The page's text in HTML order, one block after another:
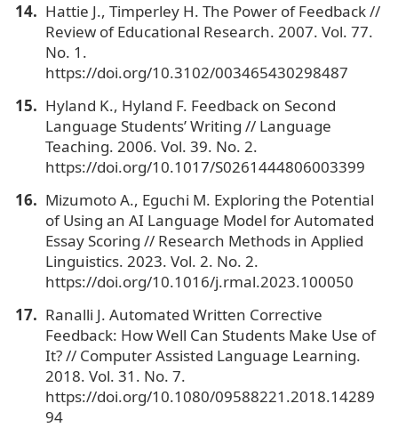
Hattie J., Timperley H. The Power of Feedback //
Review of Educational Research. 2007. Vol. 77.
No. 1.
https://doi.org/10.3102/003465430298487
Hyland K., Hyland F. Feedback on Second
Language Students’ Writing // Language
Teaching. 2006. Vol. 39. No. 2.
https://doi.org/10.1017/S0261444806003399
Mizumoto A., Eguchi M. Exploring the Potential
of Using an AI Language Model for Automated
Essay Scoring // Research Methods in Applied
Linguistics. 2023. Vol. 2. No. 2.
https://doi.org/10.1016/j.rmal.2023.100050
Ranalli J. Automated Written Corrective
Feedback: How Well Can Students Make Use of
It? // Computer Assisted Language Learning.
2018. Vol. 31. No. 7.
https://doi.org/10.1080/09588221.2018.14289
94